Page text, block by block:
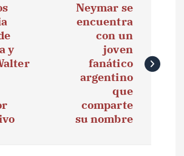
y
Neymar se
encuentra
con un
joven
fanático
argentino
que
comparte
su nombre